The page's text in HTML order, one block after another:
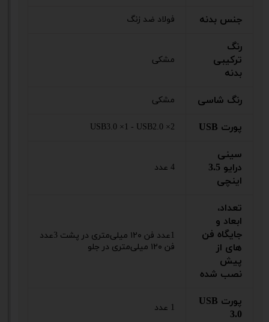
جنس بدنه فولاد ضد زنگ
رنگ
ترکیبی
بدنه
مشکی
رنگ شاسی مشکی
پورت USB USB3.0 ×1 - USB2.0 ×2
سینی
درایو 3.5
اینچی
4 عدد
تعداد،
ابعاد و
جایگاه فن
های از
پیش
نصب شده
1عدد فن ۱۲۰ میلی‌متری در پشت 3عدد
فن ۱۲۰ میلی‌متری در جلو
پورت USB
3.0
1 عدد